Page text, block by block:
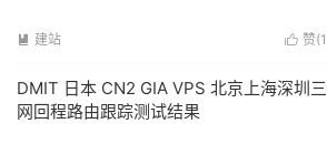
 赞(1
 建站
DMIT 日本 CN2 GIA VPS 北京上海深圳三
网回程路由跟踪测试结果